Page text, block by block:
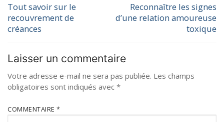
Tout savoir sur le
recouvrement de
créances
Reconnaître les signes
d’une relation amoureuse
toxique
Laisser un commentaire
Votre adresse e-mail ne sera pas publiée. Les champs
obligatoires sont indiqués avec *
COMMENTAIRE *